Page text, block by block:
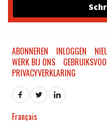
ABONNEREN INLOGGEN
WERK BIJ ONS
PRIVACYVERKLARING
Français